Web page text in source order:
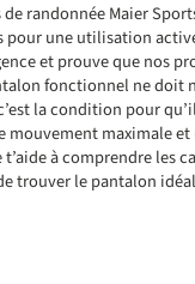
randonnée Maier
pour une utilisation
et prouve que nos
fonctionnel ne doit
la condition pour
mouvement maximale
à comprendre les
trouver le pantalon